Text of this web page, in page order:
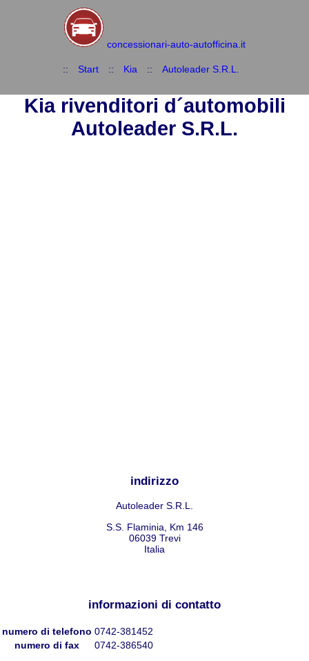
concessionari-auto-autofficina.it
:: Start :: Kia :: Autoleader S.R.L.
Kia rivenditori d´automobili
Autoleader S.R.L.
indirizzo
Autoleader S.R.L.
S.S. Flaminia, Km 146
06039 Trevi
Italia
informazioni di contatto
numero di telefono 0742-381452
numero di fax
0742-386540